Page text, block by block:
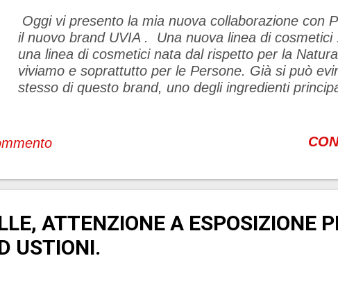
Oggi vi presento la mia nuova collaborazione con
il nuovo brand UVIA . Una nuova linea di cosmetici
una linea di cosmetici nata dal rispetto per la
viviamo e soprattutto per le Persone. Già si può
stesso di questo brand, uno degli ingredienti
vinaccia è la buccia dell'uva comprensiva dei
da un acino d'uva, eliminata la sola polpa. Come
sostituiti da minisize in vetro he offrono la
per due giorni. Tale vasetto di vetro deve essere ...
ATTENZIONE A ESPOSIZIONE
USTIONI.